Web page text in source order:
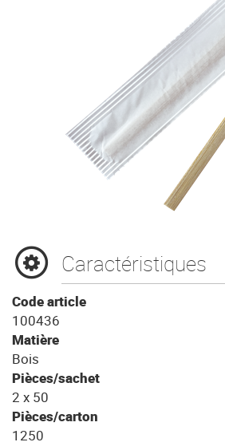
Caractéristiques
Code article
100436
Matière
Bois
Pièces/sachet
2 x 50
Pièces/carton
1250